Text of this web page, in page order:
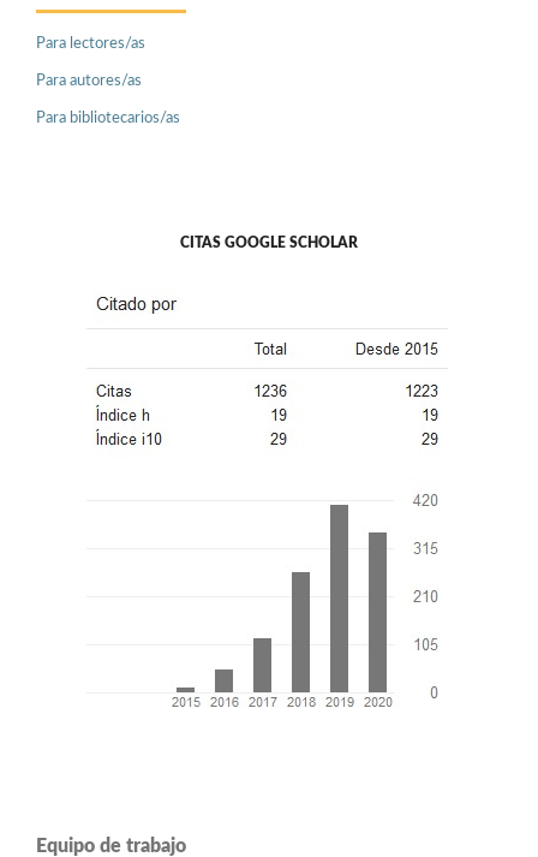
Para lectores/as
Para autores/as
Para bibliotecarios/as
CITAS GOOGLE SCHOLAR
Equipo de trabajo